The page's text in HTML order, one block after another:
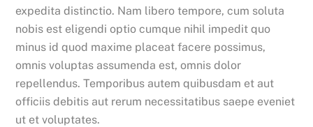
expedita distinctio. Nam libero tempore, cum soluta
nobis est eligendi optio cumque nihil impedit quo
minus id quod maxime placeat facere possimus,
omnis voluptas assumenda est, omnis dolor
repellendus. Temporibus autem quibusdam et aut
officiis debitis aut rerum necessitatibus saepe eveniet
ut et voluptates.